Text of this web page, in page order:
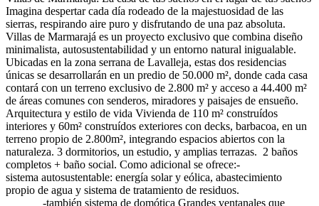
Imagina despertar cada día rodeado de la majestuosidad de las
sierras, respirando aire puro y disfrutando de una paz absoluta.
Villas de Marmarajá es un proyecto exclusivo que combina diseño
minimalista, autosustentabilidad y un entorno natural inigualable.
Ubicadas en la zona serrana de Lavalleja, estas dos residencias
únicas se desarrollarán en un predio de 50.000 m², donde cada casa
contará con un terreno exclusivo de 2.800 m² y acceso a 44.400 m²
de áreas comunes con senderos, miradores y paisajes de ensueño.
Arquitectura y estilo de vida Vivienda de 110 m² construídos
interiores y 60m² construídos exteriores con decks, barbacoa, en un
terreno propio de 2.800m², integrando espacios abiertos con la
naturaleza. 3 dormitorios, un estudio, y amplias terrazas. 2 baños
completos + baño social. Como adicional se ofrece:-
sistema autosustentable: energía solar y eólica, abastecimiento
propio de agua y sistema de tratamiento de residuos.
-también sistema de domótica Grandes ventanales que